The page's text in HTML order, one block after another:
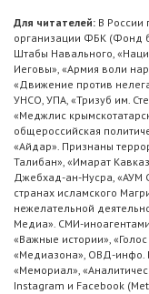
Для читателей: В России
организации ФБК (Фонд
Штабы Навального,
Иеговы», «Армия воли
«Движение против
УНСО, УПА, «Тризуб им.
«Меджлис
общероссийская
«Айдар». Признаны
Талибан», «Имарат
Джебхад-ан-Нусра, «АУМ
странах исламского
нежелательной
Медиа». СМИ-
«Важные истории»,
«Медиазона», ОВД-инфо.
«Мемориал»,
Instagram и Facebook